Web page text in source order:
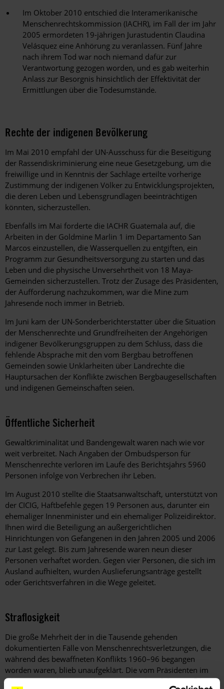
Im Oktober 2010 entschied die Interamerikanische
Menschenrechtskommission (IACHR), im Fall der im Jahr
2005 ermordeten 19-jährigen Jurastudentin Claudina
Velásquez eine Anhörung zu veranlassen. Fünf Jahre
nach ihrem Tod war noch niemand dafür zur
Verantwortung gezogen worden, und es gab weiterhin
Anlass zur Besorgnis hinsichtlich der Effektivität der
Ermittlungen über die Todesumstände.
Rechte der indigenen Bevölkerung
Im Mai 2010 empfahl der UN-Ausschuss für die Beseitigung
der Rassendiskriminierung eine neue Gesetzgebung, um die
freiwillige und in Kenntnis der Sachlage erteilte vorherige
Zustimmung der indigenen Völker zu Entwicklungsprojekten,
die deren Leben und Lebensgrundlagen beeinträchtigen
könnten, sicherzustellen.
Ebenfalls im Mai forderte die IACHR Guatemala auf, die
Arbeiten in der Goldmine Marlin 1 im Departamento San
Marcos einzustellen, die Wasserquellen zu entgiften, ein
Programm zur Gesundheitsversorgung zu starten und das
Leben und die physische Unversehrtheit von 18 Maya-
Gemeinden sicherzustellen. Trotz der Zusage des Präsidenten,
der Aufforderung nachzukommen, war die Mine zum
Jahresende noch immer in Betrieb.
Im Juni kam der UN-Sonderberichterstatter über die Situation
der Menschenrechte und Grundfreiheiten der Angehörigen
indigener Bevölkerungsgruppen zu dem Schluss, dass die
fehlende Absprache mit den vom Bergbau betroffenen
Gemeinden sowie Unklarheiten über Landrechte die
Hauptursachen der Konflikte zwischen Bergbaugesellschaften
und indigenen Gemeinschaften seien.
Öffentliche Sicherheit
Gewaltkriminalität und Bandengewalt waren nach wie vor
weit verbreitet. Nach Angaben der Ombudsperson für
Menschenrechte verloren im Laufe des Berichtsjahrs 5960
Personen infolge von Verbrechen ihr Leben.
Im August 2010 stellte die Staatsanwaltschaft, unterstützt von
der CICIG, Haftbefehle gegen 19 Personen aus, darunter ein
ehemaliger Innenminister und ein ehemaliger Polizeidirektor.
Ihnen wird die Beteiligung an außergerichtlichen
Hinrichtungen von Gefangenen in den Jahren 2005 und 2006
zur Last gelegt. Bis zum Jahresende waren neun dieser
Personen verhaftet worden. Gegen vier Personen, die sich im
Ausland aufhielten, wurden Auslieferungsanträge gestellt
oder Gerichtsverfahren in die Wege geleitet.
Straflosigkeit
Die große Mehrheit der in die Tausende gehenden
dokumentierten Fälle von Menschenrechtsverletzungen, die
während des bewaffneten Konflikts 1960–96 begangen
worden waren, blieb unaufgeklärt. Die vom Präsidenten im
Jahr 2008 gegebene Zusicherung, alle sich auf den Konflikt